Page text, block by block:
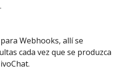
Webhooks, allí se
cada vez que se produzca